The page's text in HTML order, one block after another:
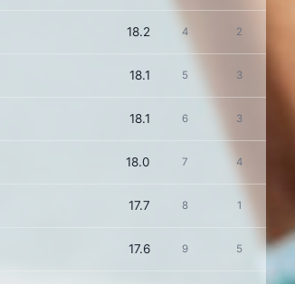
18.2 4 2
18.1 5 3
18.1 6 3
18.0 7 4
17.7 8 1
17.6 9 5